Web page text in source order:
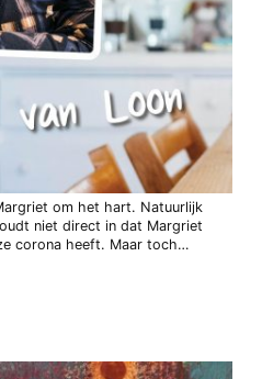
om het hart. Natuurlijk
niet direct in dat Margriet
corona heeft. Maar toch…